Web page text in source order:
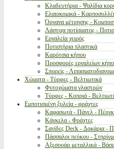
Κλαδευτήρια - Ψαλίδια
Ελαιοκομικά -
Όργανα μέτρησης -
Λάστιχα ποτίσματος -
Εργαλεία χειρός
Ποτιστήρια πλαστικά
Καρότσια κήπου
Προσφορές εργαλείων
Σπορείς -
Χώματα - Τύρφες - Βελτιωτικά
Φυτοχώματα γλαστρών
Τύρφες - Κοπριά -
Εμποτισμένη ξυλεία - φράχτες
Καφασωτά - Πάνελ -
Κάγκελα - Φράχτες
Σανίδες Deck - Δοκάρια -
Πάσσαλοι πεύκου -
Αξεσουάρ μεταλλικά -